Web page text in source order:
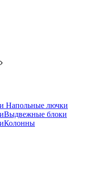
Напольные лючки
Выдвежные блоки
Колонны